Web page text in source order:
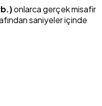
onlarca gerçek misafir
saniyeler içinde